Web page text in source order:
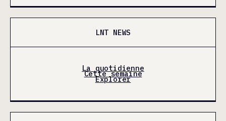
LNT NEWS
La quotidienne
Cette semaine
Explorer